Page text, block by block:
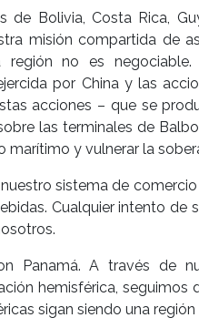
de Bolivia, Costa Rica,
misión compartida de
región no es
por China y las
acciones – que se
las terminales de
marítimo y vulnerar la
sistema de
Cualquier intento de
Panamá. A través de
hemisférica,
sigan siendo una